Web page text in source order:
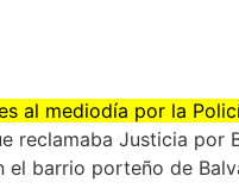
al mediodía por la
reclamaba Justicia por
barrio porteño de